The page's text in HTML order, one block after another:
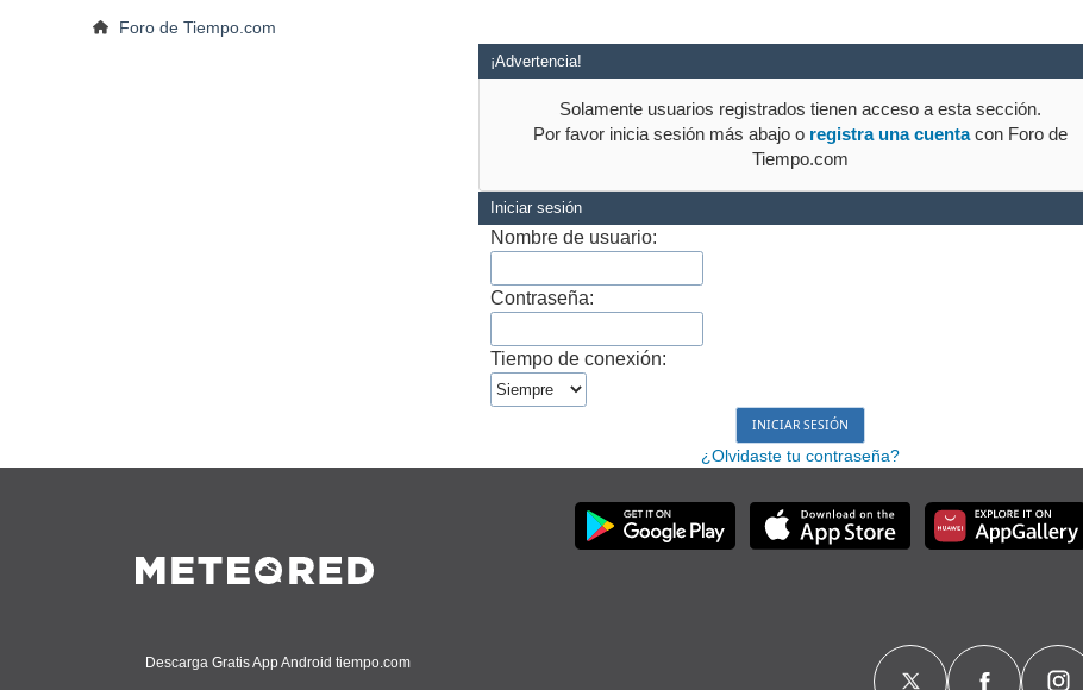
Foro de Tiempo.com
¡Advertencia!
Solamente usuarios registrados tienen acceso a esta sección.
Por favor inicia sesión más abajo o registra una cuentacon Foro de
Tiempo.com
Iniciar sesión
Nombre de usuario:
Contraseña:
Tiempo de conexión:
¿Olvidaste tu contraseña?
Descarga Gratis App Android tiempo.com